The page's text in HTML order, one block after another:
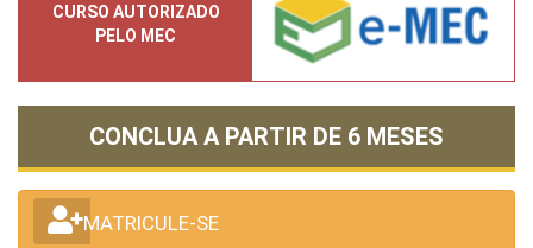
CURSO AUTORIZADO
PELO MEC
CONCLUA A PARTIR DE 6 MESES
MATRICULE-SE